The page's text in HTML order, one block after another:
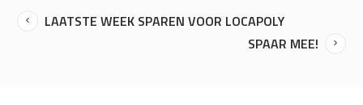
LAATSTE WEEK SPAREN VOOR LOCAPOLY
SPAAR MEE!